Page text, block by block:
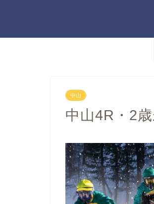
中山
中山4R・2